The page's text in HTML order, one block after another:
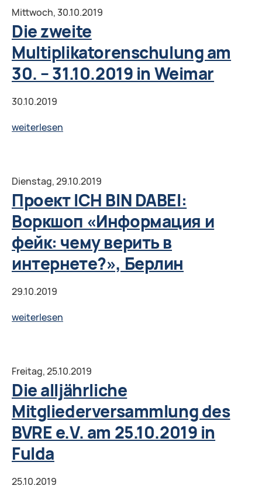
DABEI:
Воркшоп
«Информация
или
"фейк":
Mittwoch,30.10.2019
Die zweite
Multiplikatorenschulung am
30. – 31.10.2019 in Weimar
30.10.2019
weiterlesen
am
30.
–
31.10.2019
in
Weimar
Dienstag,29.10.2019
Проект ICH BIN DABEI:
Воркшоп «Информация и
фейк: чему верить в
интернете?», Берлин
29.10.2019
weiterlesen
DABEI:
Воркшоп
«Информация
и
фейк:
Freitag,25.10.2019
Die alljährliche
Mitgliederversammlung des
BVRE e.V. am 25.10.2019 in
Fulda
25.10.2019